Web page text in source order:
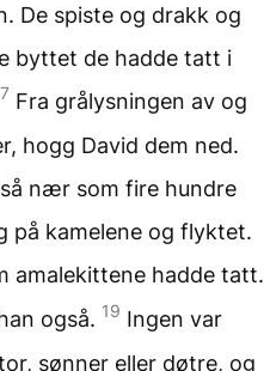
De spiste og drakk og
byttet de hadde tatt i
Fra grålysningen av og
hogg David dem ned.
nær som fire hundre
på kamelene og flyktet.
amalekittene hadde tatt.
også. 19 Ingen var
sønner eller døtre, og